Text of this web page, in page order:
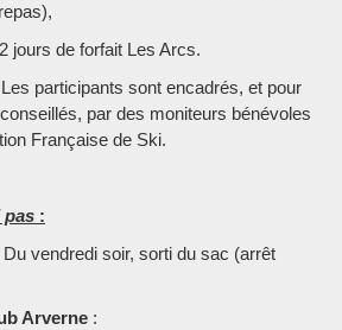
de forfait Les Arcs.
Les participants sont encadrés, et pour
par des moniteurs bénévoles
Française de Ski.
pas :
Du vendredi soir, sorti du sac (arrêt
Arverne :